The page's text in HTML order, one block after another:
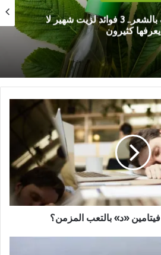
سر قديم للعناية بالشعر.. 3 فوائد لزيت شهير لا
يعرفها كثيرون
«د» بالتعب المزمن؟